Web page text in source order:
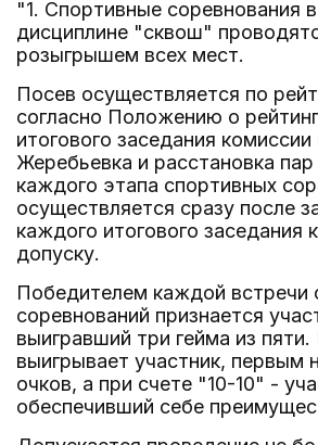
"1. Спортивные соревнования
дисциплине "сквош"
розыгрышем всех мест.
Посев осуществляется по
согласно Положению о
итогового заседания
Жеребьевка и расстановка пар
каждого этапа спортивных
осуществляется сразу после
каждого итогового заседания
допуску.
Победителем каждой встречи
соревнований признается
выигравший три гейма из пяти.
выигрывает участник, первым
очков, а при счете "10-10" -
обеспечивший себе